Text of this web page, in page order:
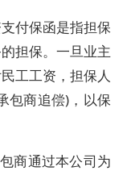
付保函是指担保
担保。一旦业主
工工资，担保人
包商追偿)，以保
商通过本公司为